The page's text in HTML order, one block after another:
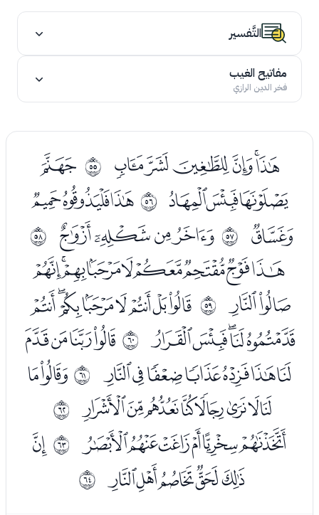
التَّفسير
مفاتيح الغيب
فخر الدين الرازي
ﯗﯘﯙﯚﯛﯜ ﰶ ﯞ
ﯟﯠﯡ ﰷﯣﯤﯥ
ﯦ ﰸ ﯨﯩﯪﯫ ﰹ
ﯭﯮﯯﯰﯱﯲﯳﯴﯵ
ﯶﯷ ﰺ ﯹﯺﯻﯼﯽﯾﯿﰀ
ﰁﰂﰃﰄﰅ ﰻﰇﰈﰉﰊ
ﰋﰌﰍﰎﰏﰐﰑ ﰼﭑﭒ
ﭓﭔﭕﭖﭗﭘﭙﭚ ﰽ
ﭜﭝﭞﭟﭠﭡ ﰾﭣ
ﭤﭥﭦﭧﭨ ﰿ